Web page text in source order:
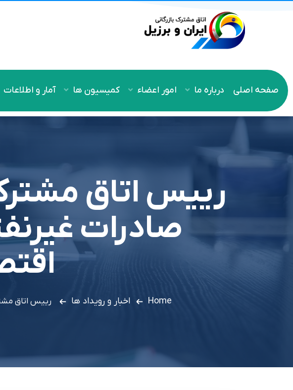
صفحه اصلی درباره ما امور اعضاء کمیسیون ها آمار و اطلاعات
رييس اتاق
صادرات
Home اخبار و رویداد ها رييس اتاق